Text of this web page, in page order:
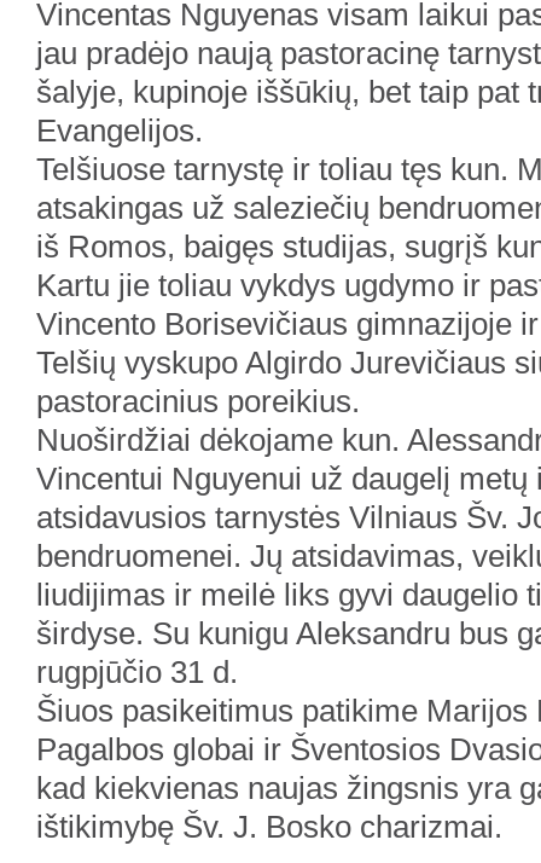
Vincentas Nguyenas visam laikui
jau pradėjo naują pastoracinę
šalyje, kupinoje iššūkių, bet taip pat
Evangelijos.
Telšiuose tarnystę ir toliau tęs kun.
atsakingas už saleziečių
iš Romos, baigęs studijas, sugrįš
Kartu jie toliau vykdys ugdymo ir
Vincento Borisevičiaus gimnazijoje
Telšių vyskupo Algirdo Jurevičiaus
pastoracinius poreikius.
Nuoširdžiai dėkojame kun.
Vincentui Nguyenui už daugelį metų
atsidavusios tarnystės Vilniaus Šv.
bendruomenei. Jų atsidavimas,
liudijimas ir meilė liks gyvi daugelio
širdyse. Su kunigu Aleksandru bus
rugpjūčio 31 d.
Šiuos pasikeitimus patikime Marijos
Pagalbos globai ir Šventosios
kad kiekvienas naujas žingsnis yra
ištikimybę Šv. J. Bosko charizmai.